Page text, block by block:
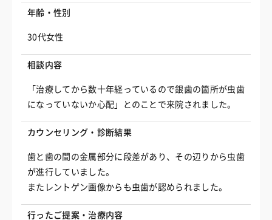
年齢・性別
30代女性
相談内容
「治療してから数十年経っているので銀歯の箇所が虫歯
になっていないか心配」とのことで来院されました。
カウンセリング・診断結果
歯と歯の間の金属部分に段差があり、その辺りから虫歯
が進行していました。
またレントゲン画像からも虫歯が認められました。
行ったご提案・治療内容